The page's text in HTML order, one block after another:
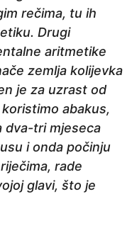
rečima, tu ih
Drugi
aritmetike
zemlja kolijevka
je za uzrast od
abakus,
dva-tri mjeseca
i onda počinju
rade
glavi, što je